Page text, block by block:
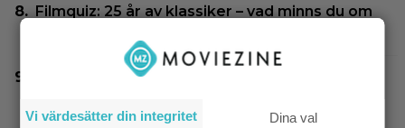
Filmquiz: 25 år av klassiker – vad minns du om
Joel Kinnaman vs Saddam Hussein i ny
Vi värdesätter din integritet Dina val